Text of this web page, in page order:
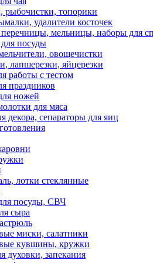
рыбочистки, топорики
удалители косточек
мельницы, наборы для
посуды
овощечистки
лапшерезки, яйцерезки
работы с тестом
праздников
ножей
для мяса
декора, сепараторы для яиц
лотки стеклянные
посуды, СВЧ
сыра
миски, салатники
кувшины, кружки
духовки, запекания